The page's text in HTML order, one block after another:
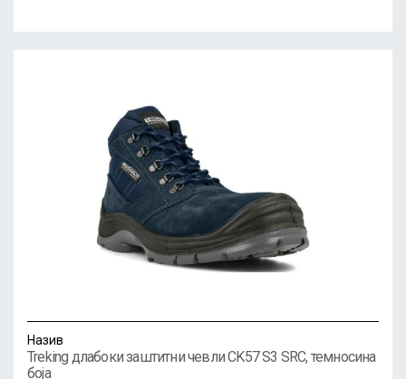
Назив
Treking длабоки заштитни чевли CK57 S3 SRC, темносина
боја